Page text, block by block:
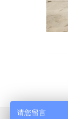
请您留言